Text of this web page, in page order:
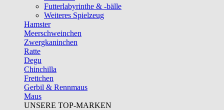
Futterlabyrinthe & -bälle
Weiteres Spielzeug
Hamster
Meerschweinchen
Zwergkaninchen
Ratte
Degu
Chinchilla
Frettchen
Gerbil & Rennmaus
Maus
UNSERE TOP-MARKEN